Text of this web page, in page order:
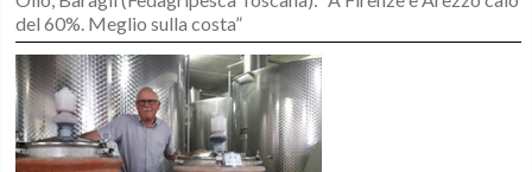
del 60%. Meglio sulla costa”